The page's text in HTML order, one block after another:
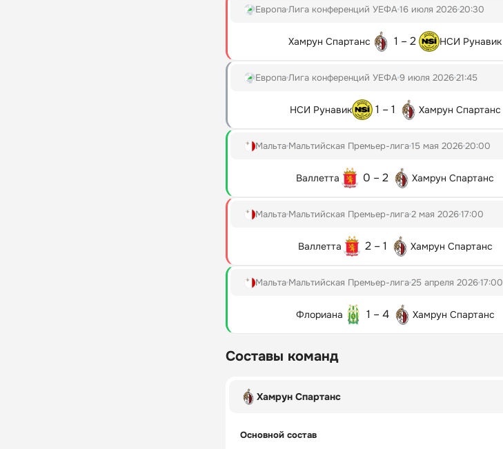
ЕвропаЛига конференций УЕФА16 июля 202620:30
Хамрун Спартанс 1 – 2 НСИ Рунавик
ЕвропаЛига конференций УЕФА9 июля 202621:45
НСИ Рунавик 1 – 1 Хамрун Спартанс
Мальта Мальтийская Премьер-лига15 мая 202620:00
Валлетта 0 – 2 Хамрун Спартанс
Мальта Мальтийская Премьер-лига2 мая 202617:00
Валлетта 2 – 1 Хамрун Спартанс
Мальта Мальтийская Премьер-лига25 апреля 202617:00
Флориана 1 – 4 Хамрун Спартанс
Составы команд
Хамрун Спартанс
Основной состав